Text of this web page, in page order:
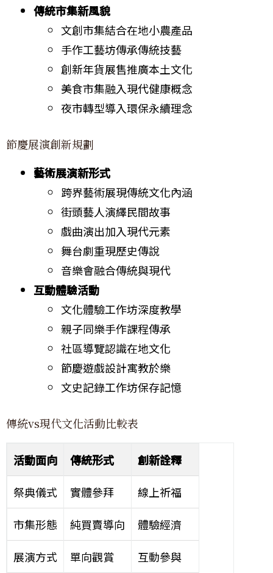
傳統市集新風貌
文創市集結合在地小農產品
手作工藝坊傳承傳統技藝
創新年貨展售推廣本土文化
美食市集融入現代健康概念
夜市轉型導入環保永續理念
節慶展演創新規劃
藝術展演新形式
跨界藝術展現傳統文化內涵
街頭藝人演繹民間故事
戲曲演出加入現代元素
舞台劇重現歷史傳說
音樂會融合傳統與現代
互動體驗活動
文化體驗工作坊深度教學
親子同樂手作課程傳承
社區導覽認識在地文化
節慶遊戲設計寓教於樂
文史記錄工作坊保存記憶
傳統vs現代文化活動比較表
活動面向 傳統形式 創新詮釋
祭典儀式 實體參拜 線上祈福
市集形態 純買賣導向 體驗經濟
展演方式 單向觀賞 互動參與